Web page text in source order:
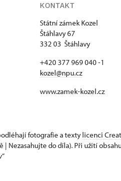
KONTAKT
Státní zámek Kozel
Štáhlavy 67
332 03 Štáhlavy
+420 377 969 040 -1
kozel@npu.cz
www.zamek-kozel.cz
fotografie a texty licenci
Nezasahujte do díla). Při užití